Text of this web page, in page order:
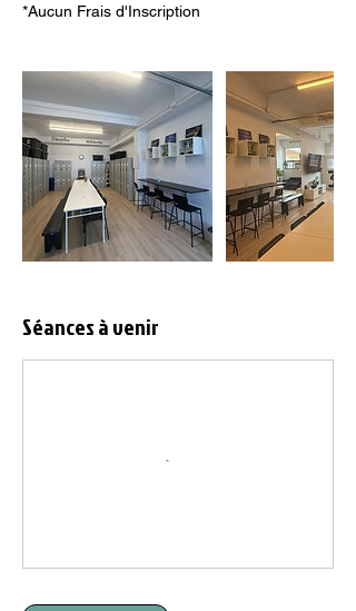
*Aucun Frais d'Inscription
Séances à venir